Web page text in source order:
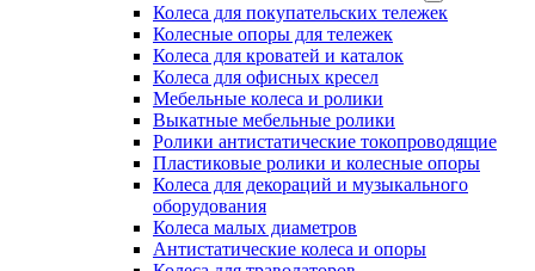
Колеса для покупательских тележек
Колесные опоры для тележек
Колеса для кроватей и каталок
Колеса для офисных кресел
Мебельные колеса и ролики
Выкатные мебельные ролики
Ролики антистатические токопроводящие
Пластиковые ролики и колесные опоры
Колеса для декораций и музыкального
оборудования
Колеса малых диаметров
Антистатические колеса и опоры